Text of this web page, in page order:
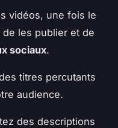
vidéos, une fois le
les publier et de
sociaux.
titres percutants
audience.
des descriptions